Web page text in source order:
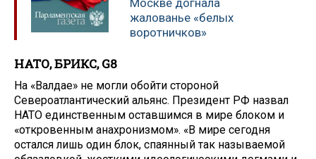
жалованье «белых
воротничков»
НАТО, БРИКС, G8
На «Валдае» не могли обойти стороной
Североатлантический альянс. Президент РФ назвал
НАТО единственным оставшимся в мире блоком и
«откровенным анахронизмом». «В мире сегодня
остался лишь один блок, спаянный так называемой